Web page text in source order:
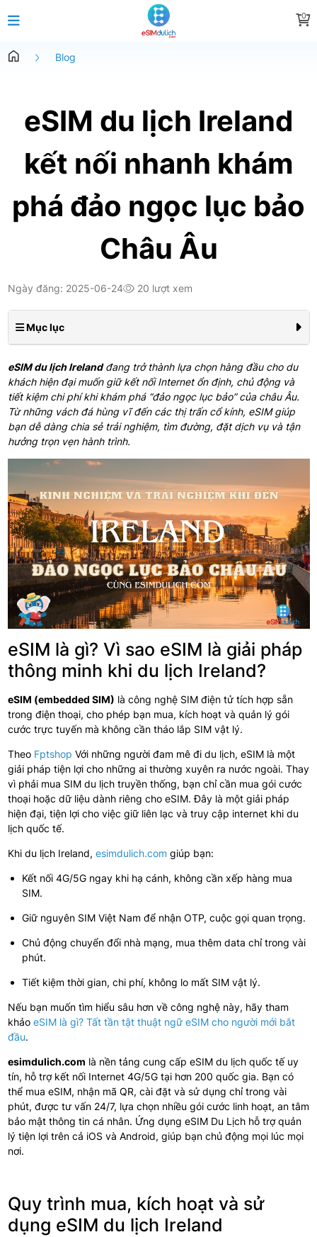
0
Blog
eSIM du lịch Ireland
kết nối nhanh khám
phá đảo ngọc lục bảo
Châu Âu
Ngày đăng: 2025-06-24 20 lượt xem
Mục lục
eSIM du lịch Irelandđang trở thành lựa chọn hàng đầu cho du
khách hiện đại muốn giữ kết nối Internet ổn định, chủ động và
tiết kiệm chi phí khi khám phá “đảo ngọc lục bảo” của châu Âu.
Từ những vách đá hùng vĩ đến các thị trấn cổ kính, eSIM giúp
bạn dễ dàng chia sẻ trải nghiệm, tìm đường, đặt dịch vụ và tận
hưởng trọn vẹn hành trình.
eSIM là gì? Vì sao eSIM là giải pháp
thông minh khi du lịch Ireland?
eSIM (embedded SIM) là công nghệ SIM điện tử tích hợp sẵn
trong điện thoại, cho phép bạn mua, kích hoạt và quản lý gói
cước trực tuyến mà không cần tháo lắp SIM vật lý.
Theo Fptshop Với những người đam mê đi du lịch, eSIM là một
giải pháp tiện lợi cho những ai thường xuyên ra nước ngoài. Thay
vì phải mua SIM du lịch truyền thống, bạn chỉ cần mua gói cước
thoại hoặc dữ liệu dành riêng cho eSIM. Đây là một giải pháp
hiện đại, tiện lợi cho việc giữ liên lạc và truy cập internet khi du
lịch quốc tế.
Khi du lịch Ireland, esimdulich.com giúp bạn:
Kết nối 4G/5G ngay khi hạ cánh, không cần xếp hàng mua
SIM.
Giữ nguyên SIM Việt Nam để nhận OTP, cuộc gọi quan trọng.
Chủ động chuyển đổi nhà mạng, mua thêm data chỉ trong vài
phút.
Tiết kiệm thời gian, chi phí, không lo mất SIM vật lý.
Nếu bạn muốn tìm hiểu sâu hơn về công nghệ này, hãy tham
khảo eSIM là gì? Tất tần tật thuật ngữ eSIM cho người mới bắt
đầu.
esimdulich.com là nền tảng cung cấp eSIM du lịch quốc tế uy
tín, hỗ trợ kết nối Internet 4G/5G tại hơn 200 quốc gia. Bạn có
thể mua eSIM, nhận mã QR, cài đặt và sử dụng chỉ trong vài
phút, được tư vấn 24/7, lựa chọn nhiều gói cước linh hoạt, an tâm
bảo mật thông tin cá nhân. Ứng dụng eSIM Du Lịch hỗ trợ quản
lý tiện lợi trên cả iOS và Android, giúp bạn chủ động mọi lúc mọi
nơi.
Quy trình mua, kích hoạt và sử
dụng eSIM du lịch Ireland